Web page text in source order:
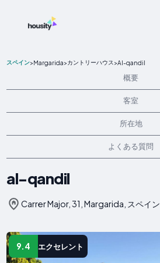
スペイン>Margarida>カントリーハウス >Al-qandil
概要
客室
所在地
よくある質問
al-qandil
Carrer Major, 31, Margarida, スペイン
9.4 エクセレント